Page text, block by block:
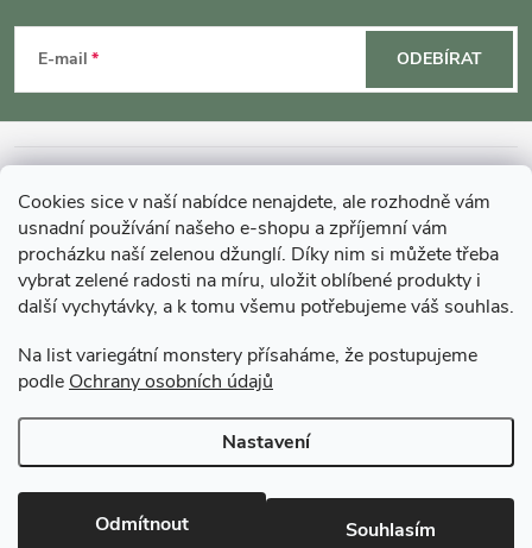
Cookies sice v naší nabídce nenajdete, ale rozhodně vám
usnadní používání našeho e-shopu a zpříjemní vám
procházku naší zelenou džunglí. Díky nim si můžete třeba
vybrat zelené radosti na míru, uložit oblíbené produkty i
další vychytávky, a k tomu všemu potřebujeme váš souhlas.
Na list variegátní monstery přísaháme, že postupujeme
podle Ochrany osobních údajů
Nastavení
Odmítnout Souhlasím
p
a
E-mail ODEBÍRAT
MOHLO BY VÁS ZAJÍMAT
O GARDNERS
Gardners Design - Projekt, realizace a údržba zahrad a interiérů
Copyright 2026Gardners-eshop.cz. Všechna práva vyhrazena.Upravit
nastavení cookies